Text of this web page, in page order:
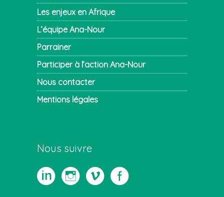
Les enjeux en Afrique
L’équipe Ana-Nour
Parrainer
Participer à l’action Ana-Nour
Nous contacter
Mentions légales
Nous suivre